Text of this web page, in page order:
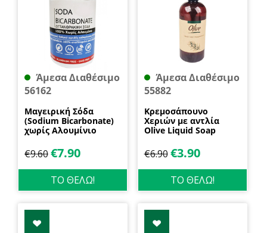
Άμεσα Διαθέσιμο
56162
Μαγειρική Σόδα
(Sodium Bicarbonate)
χωρίς Αλουμίνιο
€9.60€7.90
ΤΟ ΘΕΛΩ!
Άμεσα Διαθέσιμο
55882
Κρεμοσάπουνο
Χεριών με αντλία
Olive Liquid Soap
€6.90 €3.90
ΤΟ ΘΕΛΩ!